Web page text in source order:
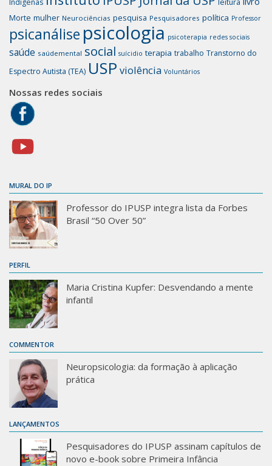
Indígenas leitura
Morte mulher Neurociências pesquisa Pesquisadores política Professor
psicanálise psicologia psicoterapia redes sociais
saúde saúdemental social suícidio terapia trabalho Transtorno do
Espectro Autista (TEA) USP violência Voluntários
Nossas redes sociais
MURAL DO IP
Professor do IPUSP integra lista da Forbes
Brasil “50 Over 50”
PERFIL
Maria Cristina Kupfer: Desvendando a mente
infantil
COMMENTOR
Neuropsicologia: da formação à aplicação
prática
LANÇAMENTOS
Pesquisadores do IPUSP assinam capítulos de
novo e-book sobre Primeira Infância